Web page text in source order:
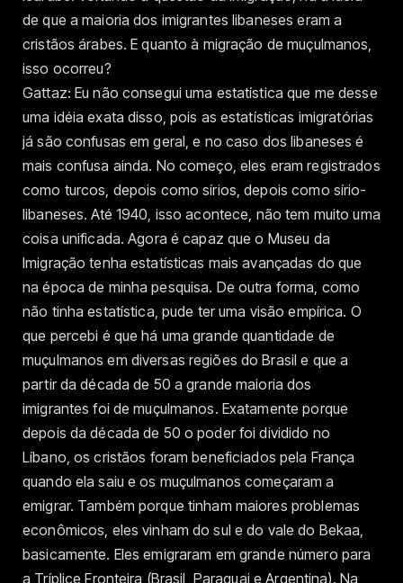
de que a maioria dos imigrantes libaneses eram a
cristãos árabes. E quanto à migração de muçulmanos,
isso ocorreu?
Gattaz: Eu não consegui uma estatística que me desse
uma idéia exata disso, pois as estatísticas imigratórias
já são confusas em geral, e no caso dos libaneses é
mais confusa ainda. No começo, eles eram registrados
como turcos, depois como sírios, depois como sírio-
libaneses. Até 1940, isso acontece, não tem muito uma
coisa unificada. Agora é capaz que o Museu da
Imigração tenha estatísticas mais avançadas do que
na época de minha pesquisa. De outra forma, como
não tinha estatística, pude ter uma visão empírica. O
que percebi é que há uma grande quantidade de
muçulmanos em diversas regiões do Brasil e que a
partir da década de 50 a grande maioria dos
imigrantes foi de muçulmanos. Exatamente porque
depois da década de 50 o poder foi dividido no
Líbano, os cristãos foram beneficiados pela França
quando ela saiu e os muçulmanos começaram a
emigrar. Também porque tinham maiores problemas
econômicos, eles vinham do sul e do vale do Bekaa,
basicamente. Eles emigraram em grande número para
a Tríplice Fronteira (Brasil, Paraguai e Argentina). Na